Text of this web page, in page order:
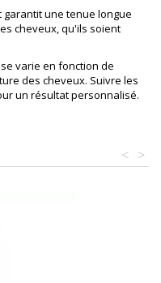
une tenue longue
cheveux, qu'ils soient
varie en fonction de
des cheveux. Suivre les
un résultat personnalisé.
>
<